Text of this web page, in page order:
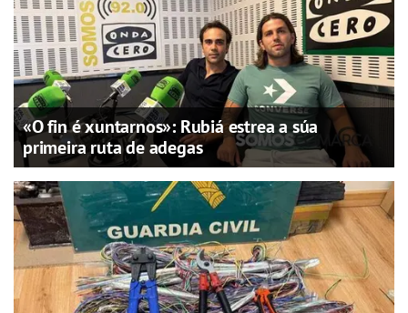
«O fin é xuntarnos»: Rubiá estrea a súa
primeira ruta de adegas